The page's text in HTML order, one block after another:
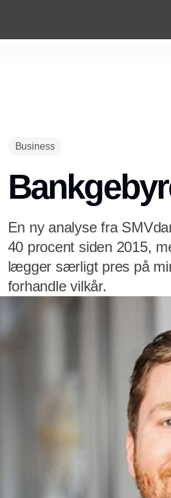
Business
En ny analyse fra
40 procent siden 2015,
lægger særligt pres på
forhandle vilkår.